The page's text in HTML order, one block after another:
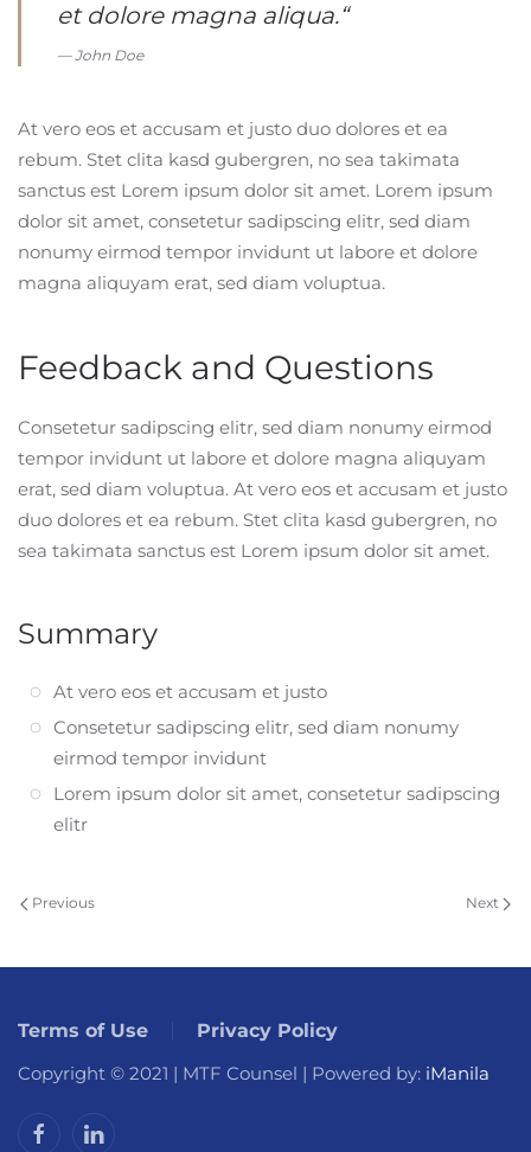
et dolore magna aliqua.“
John Doe
At vero eos et accusam et justo duo dolores et ea
rebum. Stet clita kasd gubergren, no sea takimata
sanctus est Lorem ipsum dolor sit amet. Lorem ipsum
dolor sit amet, consetetur sadipscing elitr, sed diam
nonumy eirmod tempor invidunt ut labore et dolore
magna aliquyam erat, sed diam voluptua.
Feedback and Questions
Consetetur sadipscing elitr, sed diam nonumy eirmod
tempor invidunt ut labore et dolore magna aliquyam
erat, sed diam voluptua. At vero eos et accusam et justo
duo dolores et ea rebum. Stet clita kasd gubergren, no
sea takimata sanctus est Lorem ipsum dolor sit amet.
Summary
At vero eos et accusam et justo
Consetetur sadipscing elitr, sed diam nonumy
eirmod tempor invidunt
Lorem ipsum dolor sit amet, consetetur sadipscing
elitr
Previous Next
Terms of Use
Privacy Policy
Copyright © 2021 | MTF Counsel | Powered by: iManila